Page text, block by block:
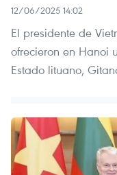
12/06/2025 14:02
El presidente de
ofrecieron en Hanoi
Estado lituano,